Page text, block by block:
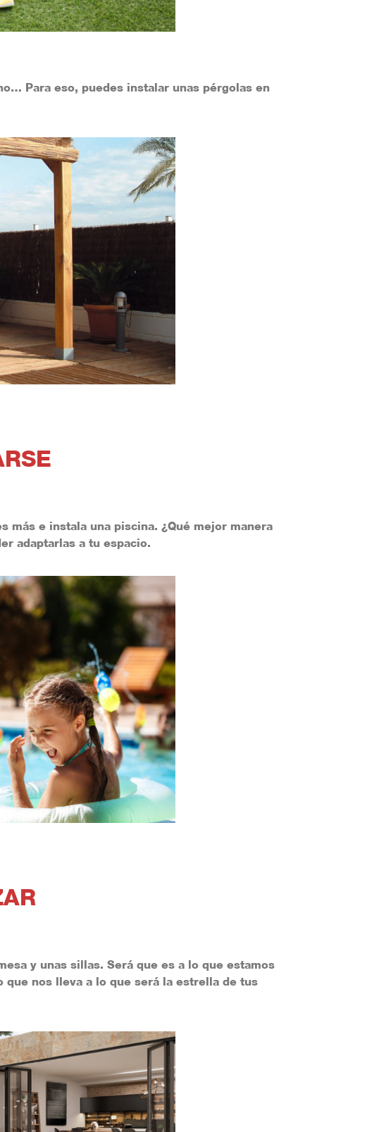
Para eso, puedes instalar unas pérgolas en
e instala una piscina. ¿Qué mejor manera
adaptarlas a tu espacio.
y unas sillas. Será que es a lo que estamos
que nos lleva a lo que será la estrella de tus